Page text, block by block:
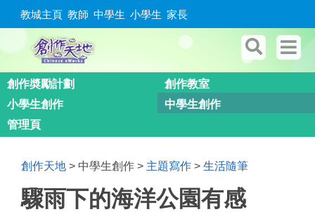
教城主頁 教師 中學生 小學生 家長
創作奬勵計劃
創作教室
小學生創作
中學生創作
管理頁
創作天地 > 中學生創作 > 主題寫作 > 生活隨筆
驟雨下的海洋公園有感